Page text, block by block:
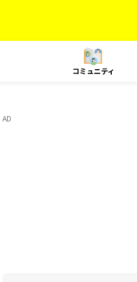
コミュニティ
AD